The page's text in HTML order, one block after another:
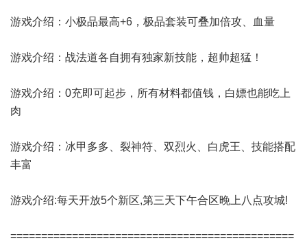
游戏介绍：小极品最高+6，极品套装可叠加倍攻、血量
游戏介绍：战法道各自拥有独家新技能，超帅超猛！
游戏介绍：0充即可起步，所有材料都值钱，白嫖也能吃上
肉
游戏介绍：冰甲多多、裂神符、双烈火、白虎王、技能搭配
丰富
游戏介绍:每天开放5个新区,第三天下午合区晚上八点攻城!
==============================================